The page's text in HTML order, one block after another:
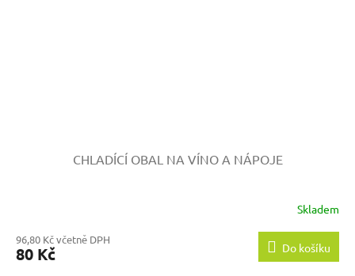
CHLADÍCÍ OBAL NA VÍNO A NÁPOJE
Skladem
96,80 Kč včetně DPH
80 Kč Do košíku